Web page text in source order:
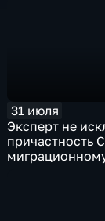
31 июля
Эксперт не
причастность